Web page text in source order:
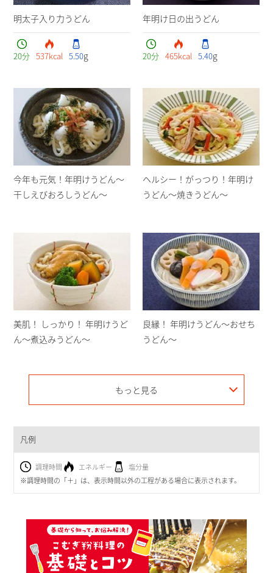
明太子入り力うどん
20分 537kcal 5.50g
年明け日の出うどん
20分 465kcal 5.40g
今年も元気！年明けうどん～
干しえびおろしうどん～
ヘルシー！がっつり！年明け
うどん～焼きうどん～
美肌！ しっかり！ 年明けうど
ん～煮込みうどん～
良縁！ 年明けうどん～おせち
うどん～
もっと見る
凡例
調理時間 エネルギー
塩分量
※調理時間の「＋」は、表示時間以外の工程がある場合に表示されます。